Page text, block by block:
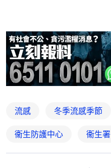
流感 冬季流感季節
衞生防護中心 衞生署